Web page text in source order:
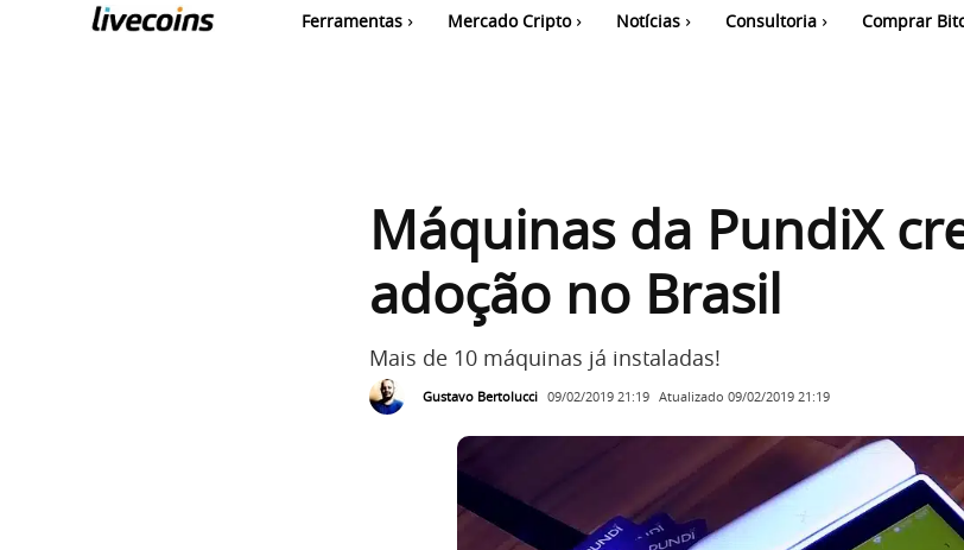
Ferramentas Mercado Cripto Notícias Consultoria Comprar
Máquinas da PundiX
adoção no Brasil
Mais de 10 máquinas já instaladas!
Gustavo Bertolucci 09/02/2019 21:19 Atualizado 09/02/2019 21:19